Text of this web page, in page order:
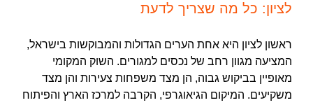
לציון: כל מה שצריך לדעת
ראשון לציון היא אחת הערים הגדולות והמבוקשות בישראל,
המציעה מגוון רחב של נכסים למגורים. השוק המקומי
מאופיין בביקוש גבוה, הן מצד משפחות צעירות והן מצד
משקיעים. המיקום הגיאוגרפי, הקרבה למרכז הארץ והפיתוח